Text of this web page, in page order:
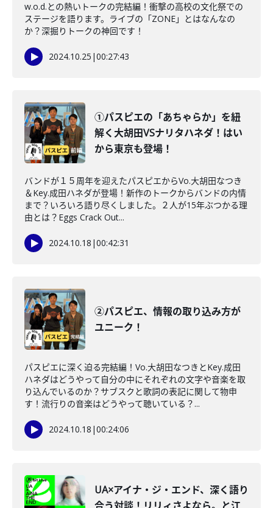
w.o.d.との熱いトークの完結編！衝撃の高校の文化祭での
ステージを語ります。ライブの「ZONE」とはなんなの
か？深掘りトークの神回です！
2024.10.25 |00:27:43
①パスピエの「あちゃらか」を紐
解く大胡田VSナリタハネダ！はい
から東京も登場！
バンドが１５周年を迎えたパスピエからVo.大胡田なつき
＆Key.成田ハネダが登場！新作のトークからバンドの内情
まで？いろいろ語り尽くしました。２人が15年ぶつかる理
由とは？Eggs Crack Out...
2024.10.18 |00:42:31
②パスピエ、情報の取り込み方が
ユニーク！
パスピエに深く迫る完結編！Vo.大胡田なつきとKey.成田
ハネダはどうやって自分の中にそれぞれの文字や音楽を取
り込んでいるのか？サブスクと歌詞の表記に関して物申
す！流行りの音楽はどうやって聴いている？...
2024.10.18 |00:24:06
UA×アイナ・ジ・エンド、深く語り